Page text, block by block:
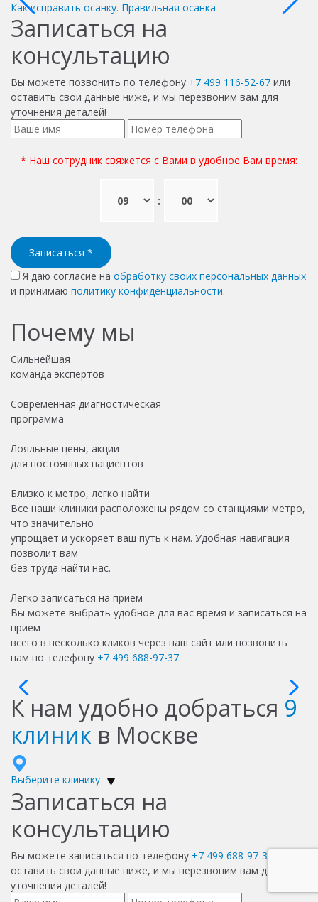
Как исправить осанку. Правильная осанка
Записаться на
консультацию
Вы можете позвонить по телефону +7 499 116-52-67 или
оставить свои данные ниже, и мы перезвоним вам для
уточнения деталей!
* Наш сотрудник свяжется с Вами в удобное Вам время:
:
Записаться *
Я даю согласие на обработку своих персональных данных
и принимаю политику конфиденциальности.
Почему мы
Сильнейшая
команда экспертов
Современная диагностическая
программа
Лояльные цены, акции
для постоянных пациентов
Близко к метро, легко найти
Все наши клиники расположены рядом со станциями метро,
что значительно
упрощает и ускоряет ваш путь к нам. Удобная навигация
позволит вам
без труда найти нас.
Легко записаться на прием
Вы можете выбрать удобное для вас время и записаться на
прием
всего в несколько кликов через наш сайт или позвонить
нам по телефону +7 499 688-97-37.
К нам удобно добраться 9
клиник в Москве
Выберите клинику
Записаться на
консультацию
Вы можете записаться по телефону +7 499 688-97-37
оставить свои данные ниже, и мы перезвоним вам для
уточнения деталей!